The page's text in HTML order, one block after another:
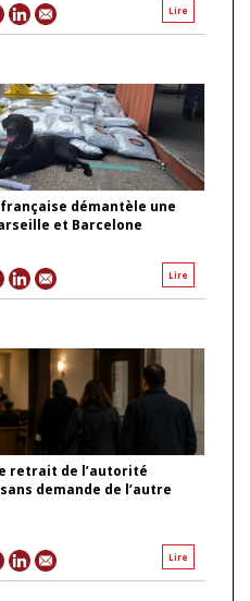
Lire
démantèle une
et Barcelone
Lire
retrait de l’autorité
demande de l’autre
Lire